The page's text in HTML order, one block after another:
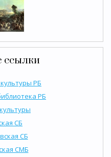
ссылки
РБ
РБ
СБ
СБ
СМБ